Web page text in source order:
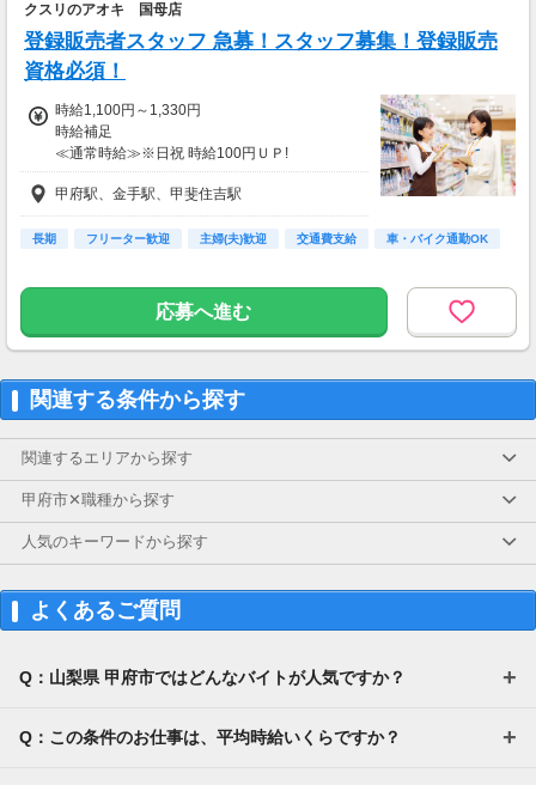
クスリのアオキ 国母店
登録販売者スタッフ 急募！スタッフ募集！登録販売
資格必須！
時給1,100円～1,330円
時給補足
≪通常時給≫※日祝 時給100円ＵＰ!
8:30～17:00●時給1100円
17:00～22:00●時給1200円
22時以降 25％増し（営業店舗のみ）
【手当】
★入社祝い金対象店舗★
～2026/4/21までの期間に応募され、
入社3ヶ月経過後、
月末給与と共に入社祝
甲府駅、金手駅、甲斐住吉駅
長期 フリーター歓迎 主婦(夫)歓迎 交通費支給 車・バイク通勤OK
応募へ進む
関連する条件から探す
関連するエリアから探す
甲府市✕職種から探す
人気のキーワードから探す
よくあるご質問
Q：山梨県 甲府市ではどんなバイトが人気ですか？
Q：この条件のお仕事は、平均時給いくらですか？